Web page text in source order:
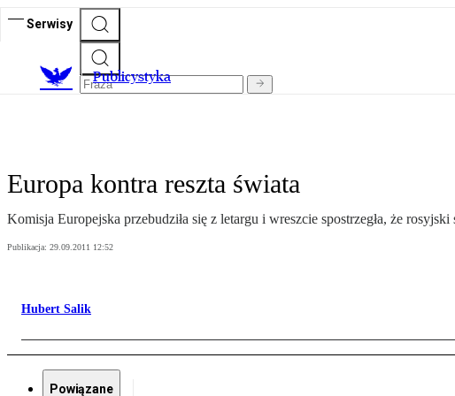
Serwisy
Publicystyka
Europa kontra reszta świata
Komisja Europejska przebudziła się z letargu i wreszcie spostrzegła, że
Publikacja: 29.09.2011 12:52
Hubert Salik
Powiązane